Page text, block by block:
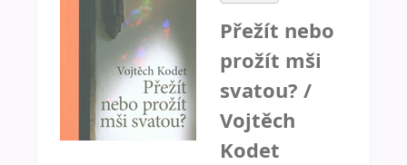
Přežít nebo
prožít mši
svatou? /
Vojtěch
Kodet